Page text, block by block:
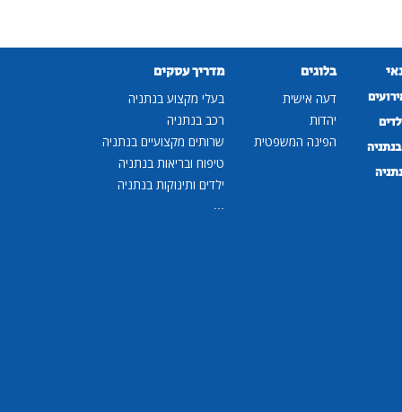
בלוגים
דעה אישית
יהדות
הפינה המשפטית
מדריך עסקים
בעלי מקצוע בנתניה
רכב בנתניה
שרותים מקצועיים בנתניה
טיפוח ובריאות בנתניה
ילדים ותינוקות בנתניה
...